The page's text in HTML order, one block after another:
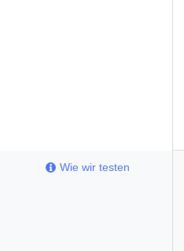
Wie wir testen